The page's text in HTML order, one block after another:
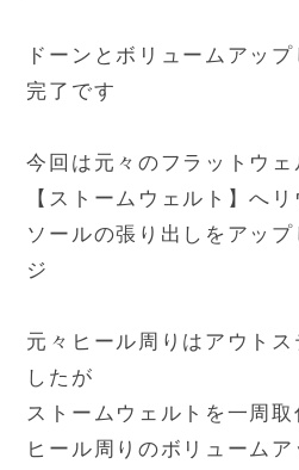
ドーンとボリュームアッ
完了です
今回は元々のフラットウェ
【ストームウェルト】へ
ソールの張り出しをアッ
ジ
元々ヒール周りはアウト
したが
ストームウェルトを一周取
ヒール周りのボリューム